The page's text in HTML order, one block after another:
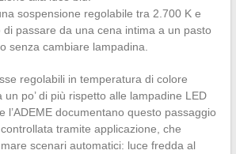
sospensione regolabile tra 2.700 K e
passare da una cena intima a un pasto
senza cambiare lampadina.
regolabili in temperatura di colore
po’ di più rispetto alle lampadine LED
l’ADEME documentano questo passaggio
tramite applicazione, che
scenari automatici: luce fredda al